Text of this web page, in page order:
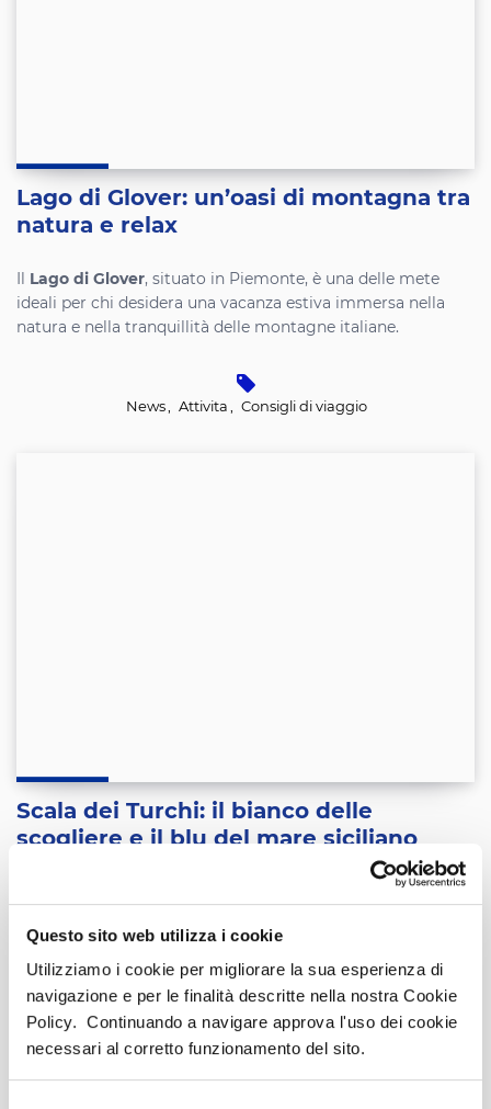
Questo sito web utilizza i cookie
Utilizziamo i cookie per migliorare la sua esperienza di
navigazione e per le finalità descritte nella nostra Cookie
Policy. Continuando a navigare approva l'uso dei cookie
necessari al corretto funzionamento del sito.
Lago di Glover: un’oasi di montagna tra
natura e relax
Lago di Glover, situato in Piemonte, è una delle mete
ideali per chi desidera una vacanza estiva immersa nella
natura e nella tranquillità delle montagne italiane.
News, Attivita , Consigli di viaggio
Scala dei Turchi: il bianco delle
scogliere e il blu del mare siciliano
, situata lungo la costa agrigentina in
dell’isola.
Sicilia , Consigli di viaggio